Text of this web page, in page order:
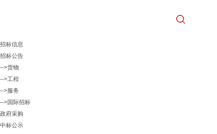
招标信息
招标公告
-->货物
-->工程
-->服务
-->国际招标
政府采购
中标公示